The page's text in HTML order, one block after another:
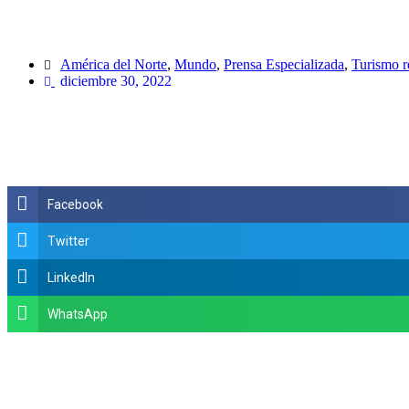
América del Norte, Mundo, Prensa Especializada, Turismo
diciembre 30, 2022
Facebook
Twitter
LinkedIn
WhatsApp